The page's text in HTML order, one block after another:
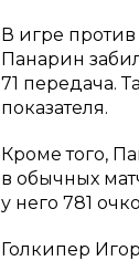
В игре против
Панарин
71 передача.
показателя.
Кроме того,
в обычных
у него 781
Голкипер